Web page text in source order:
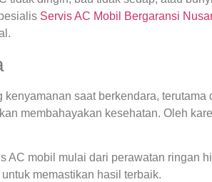
Servis AC Mobil Bergaransi
saat berkendara,
membahayakan kesehatan. Oleh
AC mobil mulai dari perawatan ringan
memastikan hasil terbaik.